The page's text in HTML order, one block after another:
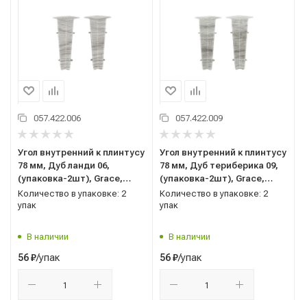
057.422.006
Угол внутренний к плинтусу
78 мм, Дуб ланди 06,
(упаковка-2шт), Grace,
Cardinal
Количество в упаковке: 2
упак
В наличии
56₽/упак
057.422.009
Угол внутренний к плинтусу
78 мм, Дуб териберика 09,
(упаковка-2шт), Grace,
Cardinal
Количество в упаковке: 2
упак
В наличии
56₽/упак